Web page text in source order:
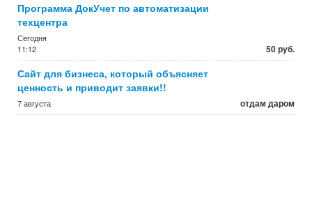
Программа ДокУчет по автоматизации
техцентра
Сегодня
11:12
50 руб.
Сайт для бизнеса, который объясняет
ценность и приводит заявки!!
7 августа отдам даром